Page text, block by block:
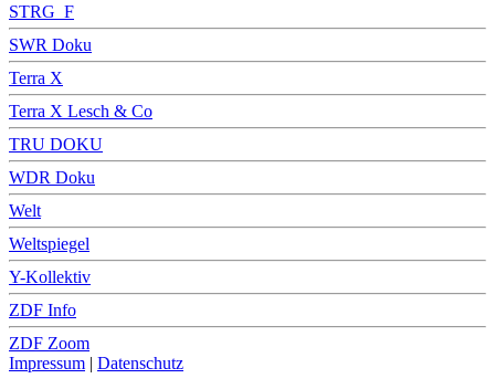
STRG_F
SWR Doku
Terra X
Terra X Lesch & Co
TRU DOKU
WDR Doku
Welt
Weltspiegel
Y-Kollektiv
ZDF Info
ZDF Zoom
Impressum | Datenschutz